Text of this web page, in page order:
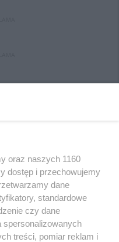
oraz naszych 1160
dostęp i przechowujemy
dane
standardowe
czy dane
spersonalizowanych
treści, pomiar reklam i